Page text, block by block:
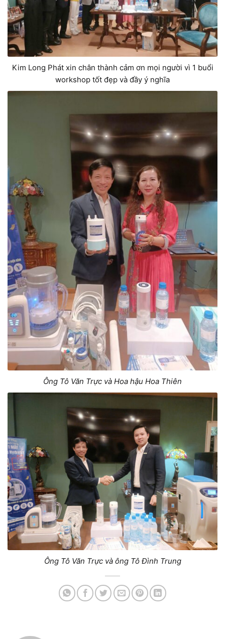
Kim Long Phát xin chân thành cảm ơn mọi người vì 1 buổi
workshop tốt đẹp và đầy ý nghĩa
Ông Tô Văn Trực và Hoa hậu Hoa Thiên
Ông Tô Văn Trực và ông Tô Đình Trung